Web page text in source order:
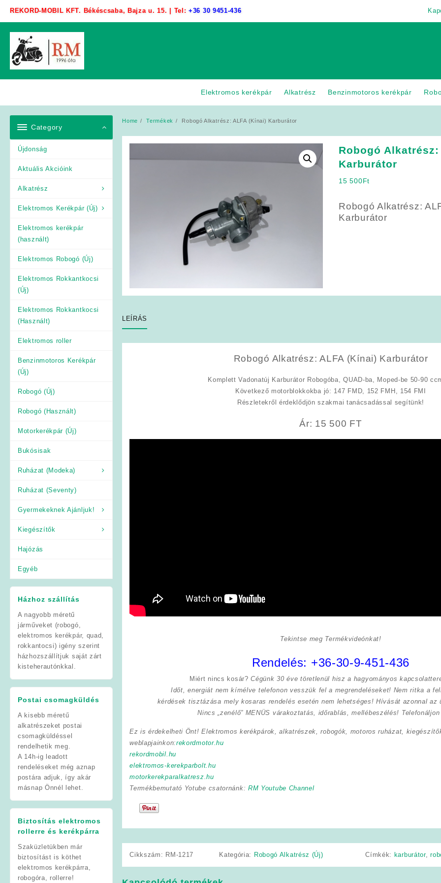
REKORD-MOBIL KFT. Békéscsaba, Bajza u. 15. | Tel:+36 30 9451-436
Elektromos kerékpár Alkatrész Benzinmotoros kerékpár
Category
Újdonság
Aktuális Akcióink
Alkatrész
Elektromos Kerékpár (Új)
Elektromos kerékpár
(használt)
Elektromos Robogó (Új)
Elektromos Rokkantkocsi
(Új)
Elektromos Rokkantkocsi
(Használt)
Elektromos roller
Benzinmotoros Kerékpár
(Új)
Robogó (Új)
Robogó (Használt)
Motorkerékpár (Új)
Bukósisak
Ruházat (Modeka)
Ruházat (Seventy)
Gyermekeknek Ajánljuk!
Kiegészítők
Hajózás
Egyéb
Házhoz szállítás
A nagyobb méretű
járműveket (robogó,
elektromos kerékpár, quad,
rokkantocsi) igény szerint
házhozszállítjuk saját zárt
kisteherautónkkal.
Postai csomagküldés
A kisebb méretű
alkatrészeket postai
csomagküldéssel
rendelhetik meg.
A 14h-ig leadott
rendeléseket még aznap
postára adjuk, így akár
másnap Önnél lehet.
Biztosítás elektromos
rollerre és kerékpárra
Szaküzletükben már
biztosítást is köthet
elektromos kerékpárra,
robogóra, rollerre!
Home Termékek Robogó Alkatrész: ALFA (Kínai) Karburátor
Robogó Alkatrész:
Karburátor
15 500Ft
Robogó Alkatrész:
Karburátor
LEÍRÁS
Robogó Alkatrész: ALFA (Kínai) Karburátor
Komplett Vadonatúj Karburátor Robogóba, QUAD-ba, Moped-be 50-90
Következő motorblokkokba jó: 147 FMD, 152 FMH, 154 FMI
Részletekről érdeklődjön szakmai tanácsadással segítünk!
Ár: 15 500 FT
Tekintse meg Termékvideónkat!
Rendelés: +36-30-9-451-436
Miért nincs kosár? Cégünk 30 éve töretlenül hisz a hagyományos
Időt, energiát nem kímélve telefonon vesszük fel a megrendeléseket! Nem ritka a
kérdések tisztázása mely kosaras rendelés esetén nem lehetséges! Hívását azonnal az
Nincs „zenélő” MENÜS várakoztatás, időrablás, mellébeszélés!
Ez is érdekelheti Önt! Elektromos kerékpárok, alkatrészek, robogók, motoros ruházat,
weblapjainkon:rekordmotor.hu
rekordmobil.hu
elektromos-kerekparbolt.hu
motorkerekparalkatresz.hu
Termékbemutató Yotube csatornánk: RM Youtube Channel
Cikkszám: RM-1217 Kategória: Robogó Alkatrész (Új) Címkék: karburátor,